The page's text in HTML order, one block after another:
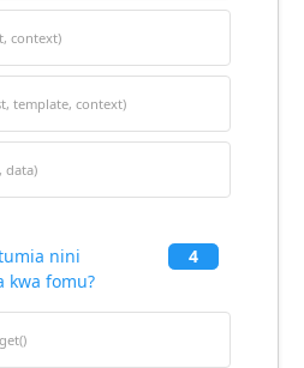
context)
template, context)
data)
4
nini
kwa fomu?